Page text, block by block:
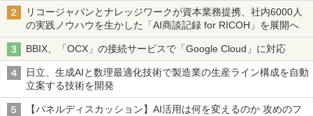
リコージャパンとナレッジワークが資本業務提携、社内6000人
の実践ノウハウを生かした「AI商談記録 for RICOH」を展開へ
BBIX、「OCX」の接続サービスで「Google Cloud」に対応
日立、生成AIと数理最適化技術で製造業の生産ライン構成を自動
立案する技術を開発
【パネルディスカッション】AI活用は何を変えるのか 攻めのフ